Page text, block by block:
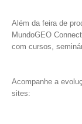
Além da feira de
MundoGEO
com cursos,
Acompanhe a
sites: